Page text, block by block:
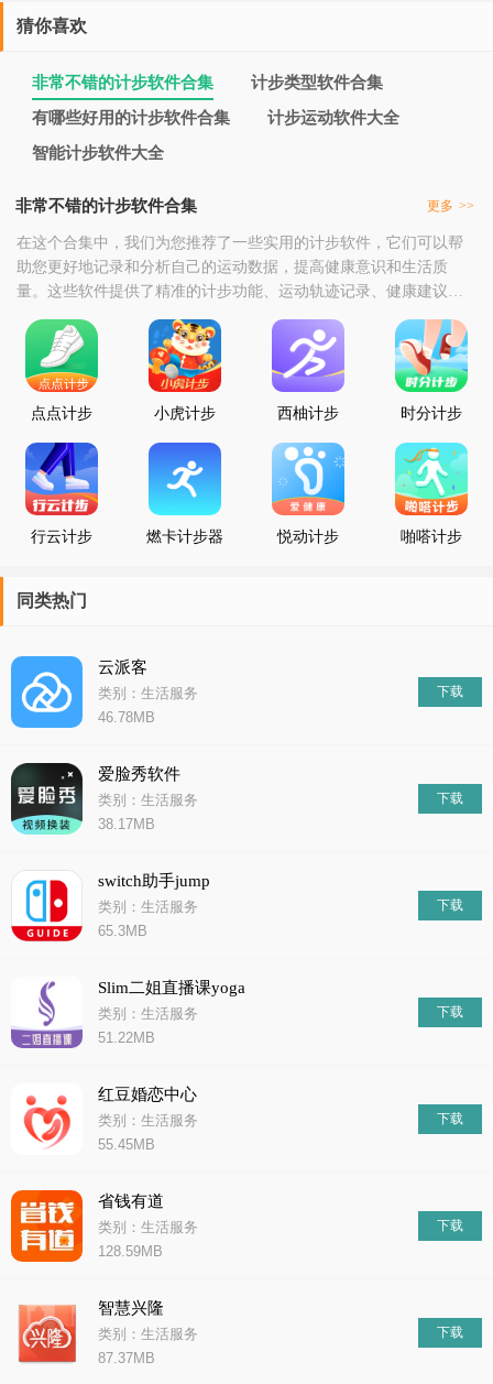
猜你喜欢
非常不错的计步软件合集
计步类型软件合集
有哪些好用的计步软件合集
计步运动软件大全
智能计步软件大全
非常不错的计步软件合集 更多 >>
在这个合集中，我们为您推荐了一些实用的计步软件，它们可以帮
助您更好地记录和分析自己的运动数据，提高健康意识和生活质
量。这些软件提供了精准的计步功能、运动轨迹记录、健康建议等
多种工具，让您可以随时随地掌握自己的运动情况并进行科学的健
康管理。随着人们对健康生活的重视和科技的发展，越来越多的人
开始使用计步软件来记录和分析自己的运动数据。通过使用计步软
件，您可以清晰地了解自己的运动量和消耗的卡路里，调整运
点点计步
小虎计步 西柚计步 时分计步
行云计步 燃卡计步器 悦动计步 啪嗒计步
同类热门
云派客
类别：生活服务
46.78MB
下载
爱脸秀软件
类别：生活服务
38.17MB
下载
switch助手jump
类别：生活服务
65.3MB
下载
Slim二姐直播课yoga
类别：生活服务
51.22MB
下载
红豆婚恋中心
类别：生活服务
55.45MB
下载
省钱有道
类别：生活服务
128.59MB
下载
智慧兴隆
类别：生活服务
87.37MB
下载